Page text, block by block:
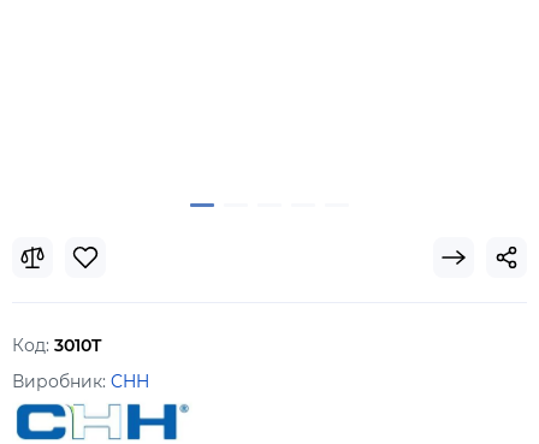
Код: 3010T
Виробник: CHH